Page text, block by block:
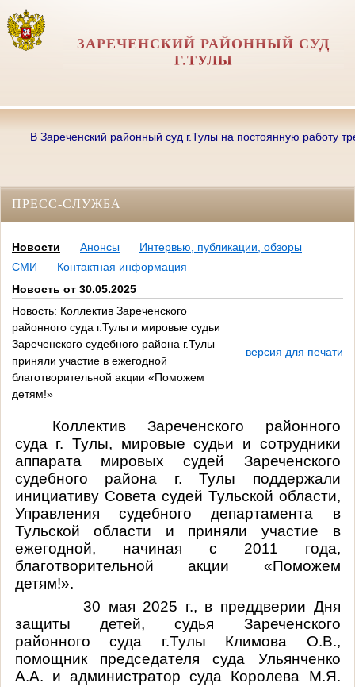
ЗАРЕЧЕНСКИЙ РАЙОННЫЙ СУД
Г.ТУЛЫ
В Зареченский районный суд г.Тулы на постоянную работу
ПРЕСС-СЛУЖБА
Новости Анонсы
Интервью, публикации, обзоры
СМИ
Контактная информация
Новость от 30.05.2025
Новость: Коллектив Зареченского
районного суда г.Тулы и мировые судьи
Зареченского судебного района г.Тулы
приняли участие в ежегодной
благотворительной акции «Поможем
детям!»
версия для печати
Коллектив Зареченского районного
суда г. Тулы, мировые судьи и сотрудники
аппарата мировых судей Зареченского
судебного района г. Тулы поддержали
инициативу Совета судей Тульской области,
Управления судебного департамента в
Тульской области и приняли участие в
ежегодной, начиная с 2011 года,
благотворительной акции «Поможем
детям!».
30 мая 2025 г., в преддверии Дня
защиты детей, судья Зареченского
районного суда г.Тулы Климова О.В.,
помощник председателя суда Ульянченко
А.А. и администратор суда Королева М.Я.